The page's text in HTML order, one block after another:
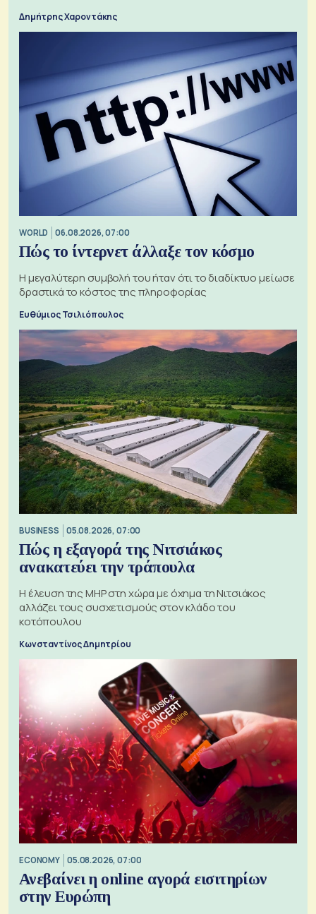
Δημήτρης Χαροντάκης
WORLD 06.08.2026, 07:00
Πώς το ίντερνετ άλλαξε τον κόσμο
Η μεγαλύτερη συμβολή του ήταν ότι το διαδίκτυο μείωσε
δραστικά το κόστος της πληροφορίας
Ευθύμιος Τσιλιόπουλος
BUSINESS 05.08.2026, 07:00
Πώς η εξαγορά της Νιτσιάκος
ανακατεύει την τράπουλα
H έλευση της MHP στη χώρα με όχημα τη Νιτσιάκος
αλλάζει τους συσχετισμούς στον κλάδο του
κοτόπουλου
Κωνσταντίνος Δημητρίου
ECONOMY 05.08.2026, 07:00
Ανεβαίνει η online αγορά εισιτηρίων
στην Ευρώπη